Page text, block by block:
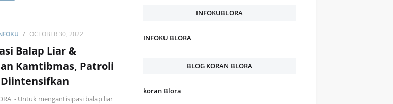
OCTOBER 30, 2022
Balap Liar &
Kamtibmas, Patroli
- Untuk mengantisipasi balap liar
INFOKUBLORA
INFOKU BLORA
BLOG KORAN BLORA
koran Blora